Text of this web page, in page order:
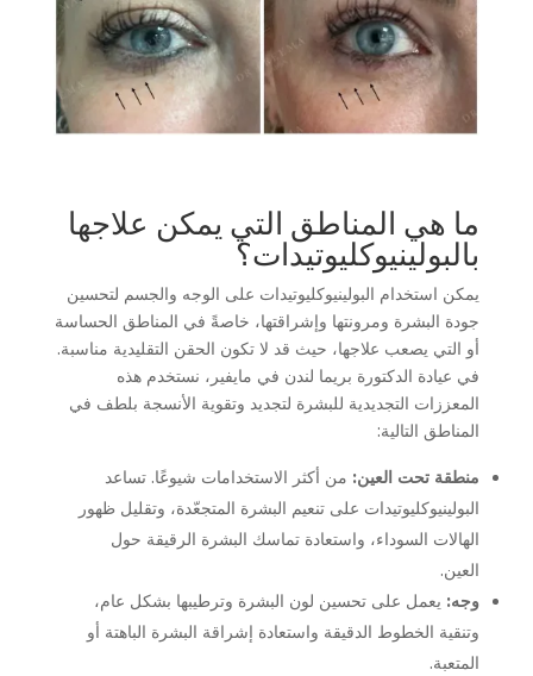
ما هي المناطق التي يمكن علاجها
بالبولينيوكليوتيدات؟
يمكن استخدام البولينيوكليوتيدات على الوجه والجسم لتحسين
جودة البشرة ومرونتها وإشراقتها، خاصةً في المناطق الحساسة
أو التي يصعب علاجها، حيث قد لا تكون الحقن التقليدية مناسبة.
في عيادة الدكتورة بريما لندن في مايفير، نستخدم هذه
المعززات التجديدية للبشرة لتجديد وتقوية الأنسجة بلطف في
المناطق التالية:
منطقة تحت العين: من أكثر الاستخدامات شيوعًا. تساعد
البولينيوكليوتيدات على تنعيم البشرة المتجعّدة، وتقليل ظهور
الهالات السوداء، واستعادة تماسك البشرة الرقيقة حول
العين.
وجه: يعمل على تحسين لون البشرة وترطيبها بشكل عام،
وتنقية الخطوط الدقيقة واستعادة إشراقة البشرة الباهتة أو
المتعبة.